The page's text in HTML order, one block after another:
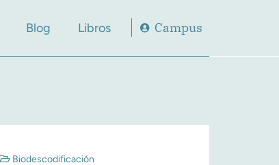
Blog Libros Campus
Biodescodificación